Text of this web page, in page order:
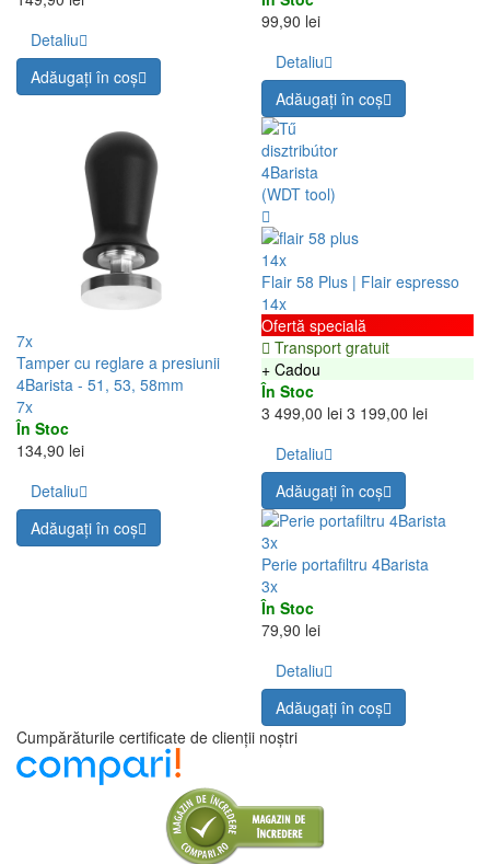
Detaliu
Adăugați în coş
99,90 lei
Detaliu
Adăugați în coş
7x
Tamper cu reglare a presiunii
4Barista - 51, 53, 58mm
7x
În Stoc
134,90 lei
Detaliu
Adăugați în coş
14x
Flair 58 Plus | Flair espresso
14x
Ofertă specială
Transport gratuit
+ Cadou
În Stoc
3 499,00 lei 3 199,00 lei
Detaliu
Adăugați în coş
3x
Perie portafiltru 4Barista
3x
În Stoc
79,90 lei
Detaliu
Adăugați în coş
Cumpărăturile certificate de clienții noștri